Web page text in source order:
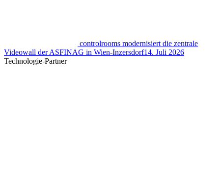
controlrooms modernisiert die zentrale
Videowall der ASFINAG in Wien-Inzersdorf14. Juli 2026
Technologie-Partner